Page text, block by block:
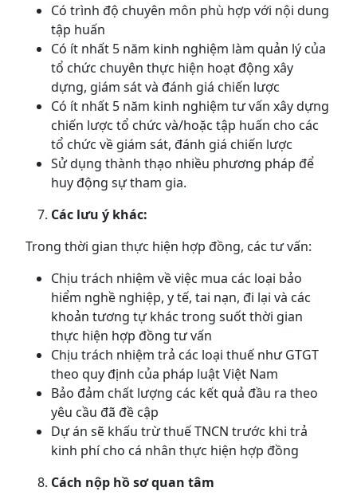
Có trình độ chuyên môn phù hợp với nội dung
tập huấn
Có ít nhất 5 năm kinh nghiệm làm quản lý của
tổ chức chuyên thực hiện hoạt động xây
dựng, giám sát và đánh giá chiến lược
Có ít nhất 5 năm kinh nghiệm tư vấn xây dựng
chiến lược tổ chức và/hoặc tập huấn cho các
tổ chức về giám sát, đánh giá chiến lược
Sử dụng thành thạo nhiều phương pháp để
huy động sự tham gia.
Các lưu ý khác:
Trong thời gian thực hiện hợp đồng, các tư vấn:
Chịu trách nhiệm về việc mua các loại bảo
hiểm nghề nghiệp, y tế, tai nạn, đi lại và các
khoản tương tự khác trong suốt thời gian
thực hiện hợp đồng tư vấn
Chịu trách nhiệm trả các loại thuế như GTGT
theo quy định của pháp luật Việt Nam
Bảo đảm chất lượng các kết quả đầu ra theo
yêu cầu đã đề cập
Dự án sẽ khấu trừ thuế TNCN trước khi trả
kinh phí cho cá nhân thực hiện hợp đồng
Cách nộp hồ sơ quan tâm